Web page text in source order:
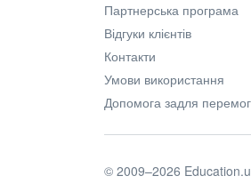
Партнерська програма
Відгуки клієнтів
Контакти
Умови використання
Допомога задля
© 2009–2026